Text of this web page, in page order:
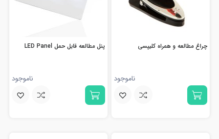
چراغ مطالعه و همراه کلیپسی
ناموجود
پنل مطالعه قابل حمل LED Panel
ناموجود